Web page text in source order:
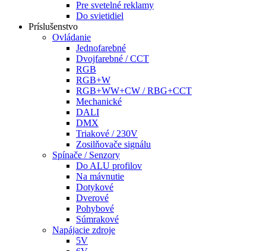
Pre svetelné reklamy
Do svietidiel
Príslušenstvo
Ovládanie
Jednofarebné
Dvojfarebné / CCT
RGB
RGB+W
RGB+WW+CW / RBG+CCT
Mechanické
DALI
DMX
Triakové / 230V
Zosilňovače signálu
Spínače / Senzory
Do ALU profilov
Na mávnutie
Dotykové
Dverové
Pohybové
Súmrakové
Napájacie zdroje
5V